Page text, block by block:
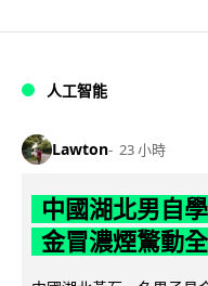
人工智能
Lawton 23 小時
中國湖北男自
金冒濃煙驚動